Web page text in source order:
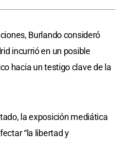
Burlando consideró
incurrió en un posible
hacia un testigo clave de la
la exposición mediática
“la libertad y